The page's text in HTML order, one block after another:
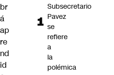
br
á
ap
re
nd
id
Subsecretario
Pavez
se
refiere
a
la
polémica